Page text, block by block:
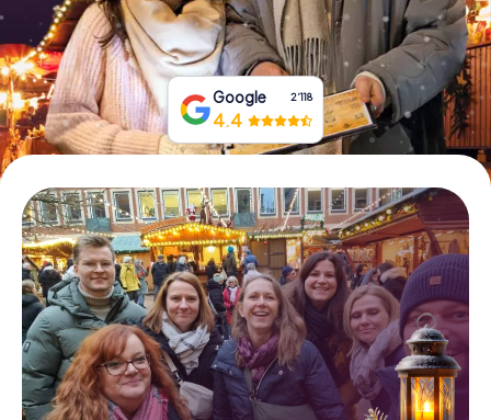
Gutscheine bestellen
Google 2‘118
4.4